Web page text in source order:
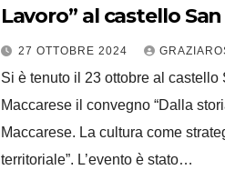
Lavoro” al castello
Maccarese
27 OTTOBRE 2024
Si è tenuto il 23 ottobre al castello
Maccarese il convegno “Dalla
Maccarese. La cultura come
territoriale”. L’evento è stato…